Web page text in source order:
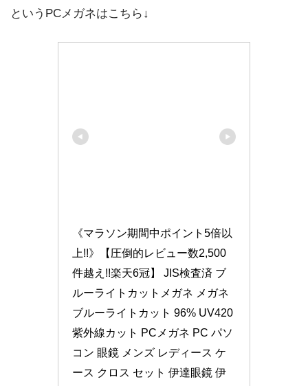
というPCメガネはこちら↓
《マラソン期間中ポイント5倍以
上!!》【圧倒的レビュー数2,500
件越え!!楽天6冠】 JIS検査済 ブ
ルーライトカットメガネ メガネ
ブルーライトカット 96% UV420
紫外線カット PCメガネ PC パソ
コン 眼鏡 メンズ レディース ケ
ース クロス セット 伊達眼鏡 伊